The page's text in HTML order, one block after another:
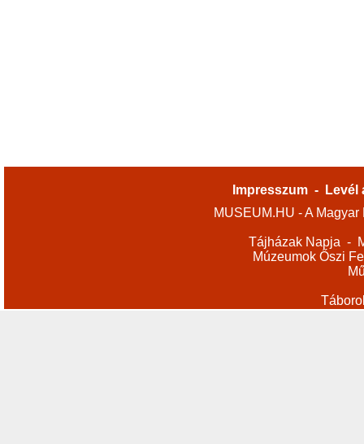
Impresszum -
Levél
MUSEUM.HU - A
Tájházak Napja -
Múzeumok Őszi